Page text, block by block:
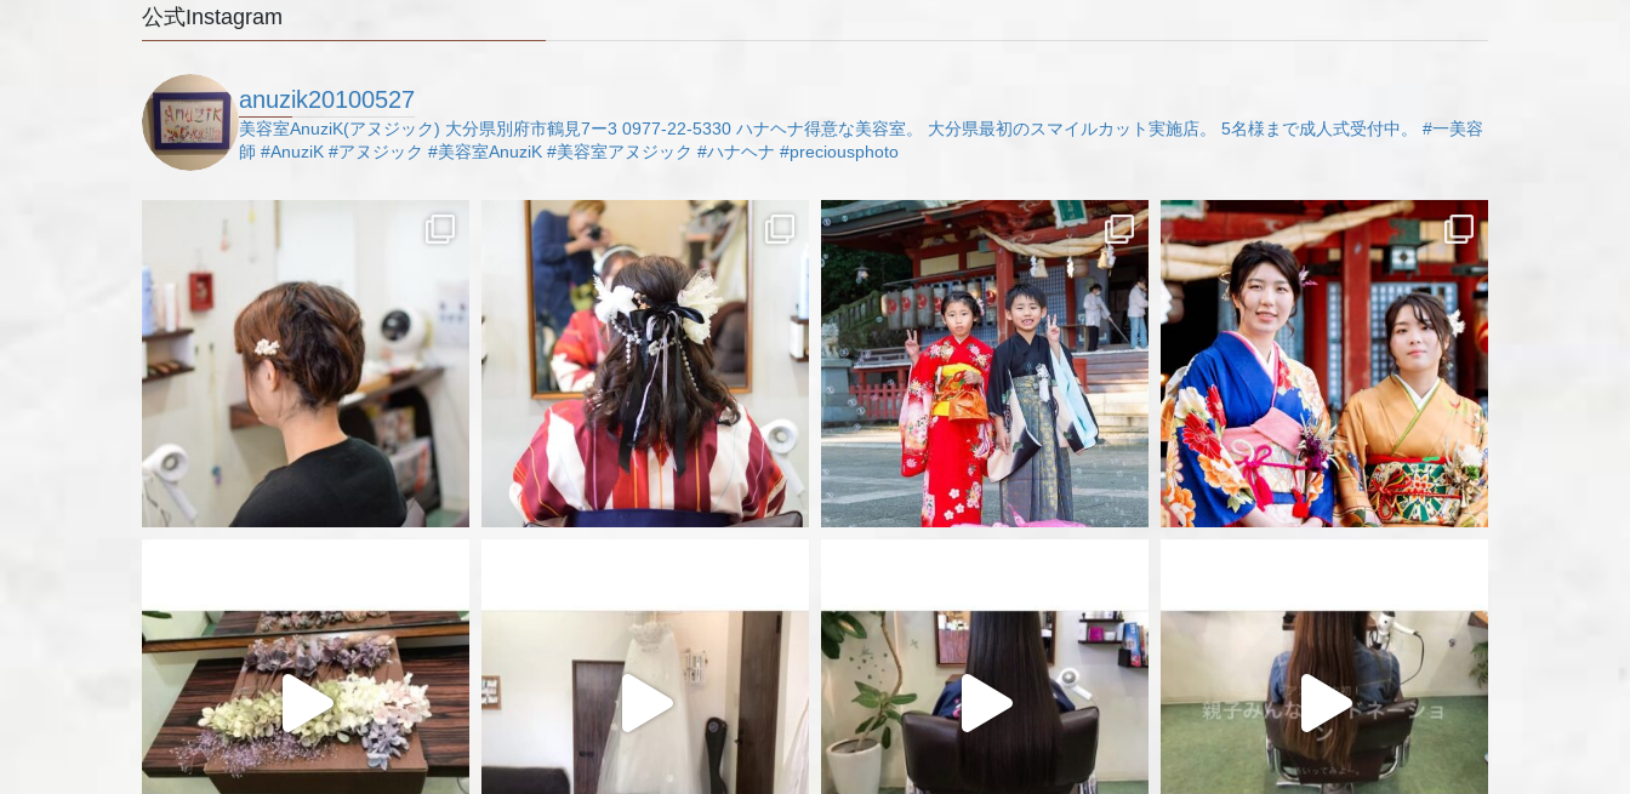
公式Instagram
anuzik20100527
美容室AnuziK(アヌジック) 大分県別府市鶴見7ー3 0977-22-5330 ハナヘナ得意な美容室。 大分県最初のスマイルカット実施店。 5名様まで成人式受付中。
#一美容
師 #AnuziK #アヌジック #美容室AnuziK #美容室アヌジック #ハナヘナ #preciousphoto